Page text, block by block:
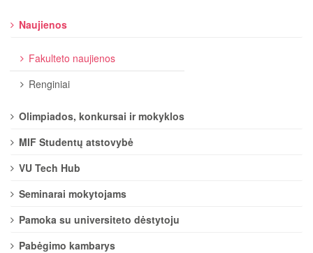
Naujienos
Fakulteto naujienos
Renginiai
Olimpiados, konkursai ir mokyklos
MIF Studentų atstovybė
VU Tech Hub
Seminarai mokytojams
Pamoka su universiteto dėstytoju
Pabėgimo kambarys